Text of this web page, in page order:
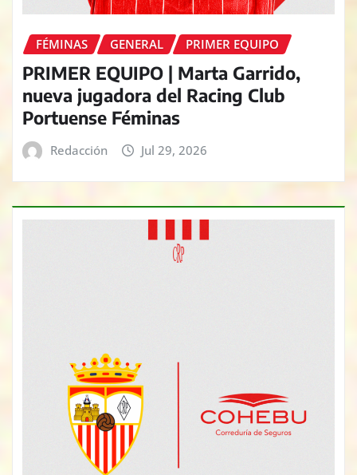
FÉMINAS GENERAL PRIMER EQUIPO
PRIMER EQUIPO | Marta Garrido,
nueva jugadora del Racing Club
Portuense Féminas
Redacción Jul 29, 2026